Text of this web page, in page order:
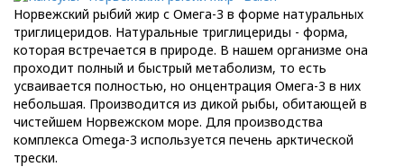
Норвежский рыбий жир с Омега-3 в форме натуральных
триглицеридов. Натуральные триглицериды - форма,
которая встречается в природе. В нашем организме она
проходит полный и быстрый метаболизм, то есть
усваивается полностью, но онцентрация Омега-3 в них
небольшая. Производится из дикой рыбы, обитающей в
чистейшем Норвежском море. Для производства
комплекса Omega-3 используется печень арктической
трески.